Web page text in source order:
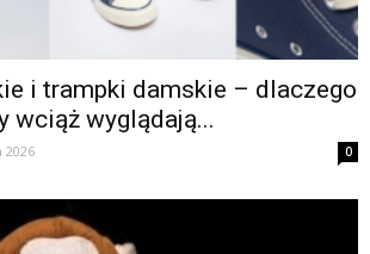
i trampki damskie – dlaczego
wciąż wyglądają...
2026 0